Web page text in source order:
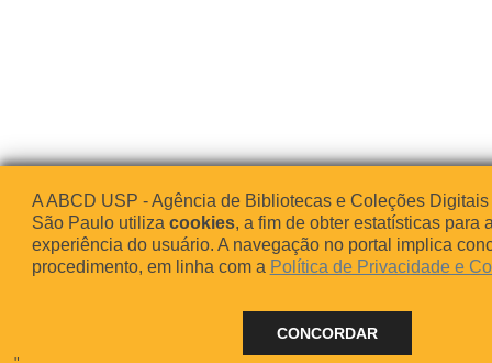
A ABCD USP - Agência de Bibliotecas e Coleções
São Paulo utiliza cookies, a fim de obter estatísticas para
experiência do usuário. A navegação no portal implica
procedimento, em linha com a Política de Privacidade e
CONCORDAR